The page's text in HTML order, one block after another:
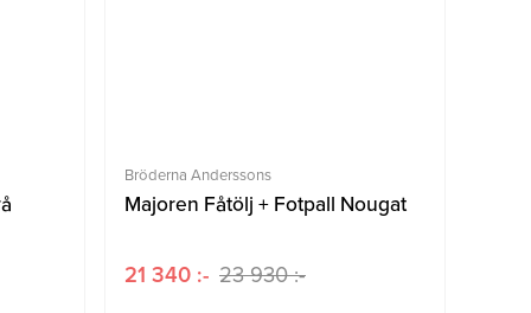
Bröderna Anderssons
Majoren Fåtölj + Fotpall Nougat
21 340 :- 23 930 :-